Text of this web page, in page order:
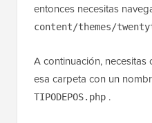
entonces necesitas
content/themes/
A continuación, necesitas
esa carpeta con un
TIPODEPOS.php .